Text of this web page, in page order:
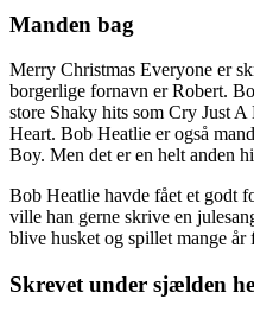
Manden bag
Merry Christmas Everyone er
borgerlige fornavn er Robert.
store Shaky hits som Cry Just
Heart. Bob Heatlie er også
Boy. Men det er en helt anden
Bob Heatlie havde fået et godt
ville han gerne skrive en
blive husket og spillet mange år
Skrevet under sjælden